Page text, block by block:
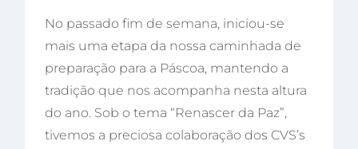
No passado fim de semana, iniciou-se
mais uma etapa da nossa caminhada de
preparação para a Páscoa, mantendo a
tradição que nos acompanha nesta altura
do ano. Sob o tema “Renascer da Paz”,
tivemos a preciosa colaboração dos CVS’s